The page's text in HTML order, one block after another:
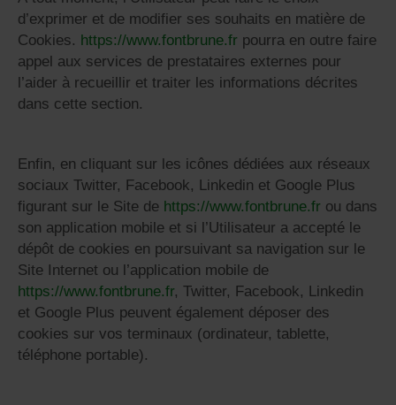
d’exprimer et de modifier ses souhaits en matière de
Cookies. https://www.fontbrune.fr pourra en outre faire
appel aux services de prestataires externes pour
l’aider à recueillir et traiter les informations décrites
dans cette section.
Enfin, en cliquant sur les icônes dédiées aux réseaux
sociaux Twitter, Facebook, Linkedin et Google Plus
figurant sur le Site de https://www.fontbrune.fr ou dans
son application mobile et si l’Utilisateur a accepté le
dépôt de cookies en poursuivant sa navigation sur le
Site Internet ou l’application mobile de
https://www.fontbrune.fr, Twitter, Facebook, Linkedin
et Google Plus peuvent également déposer des
cookies sur vos terminaux (ordinateur, tablette,
téléphone portable).